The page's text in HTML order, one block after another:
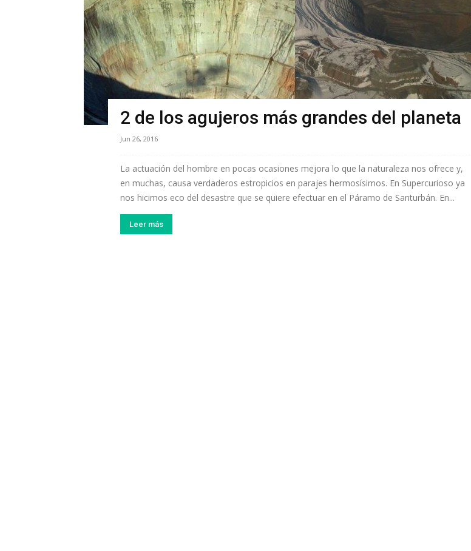
2 de los agujeros más grandes del planeta
Jun 26, 2016
La actuación del hombre en pocas ocasiones mejora lo que la naturaleza nos ofrece y,
en muchas, causa verdaderos estropicios en parajes hermosísimos. En Supercurioso ya
nos hicimos eco del desastre que se quiere efectuar en el Páramo de Santurbán. En...
Leer más